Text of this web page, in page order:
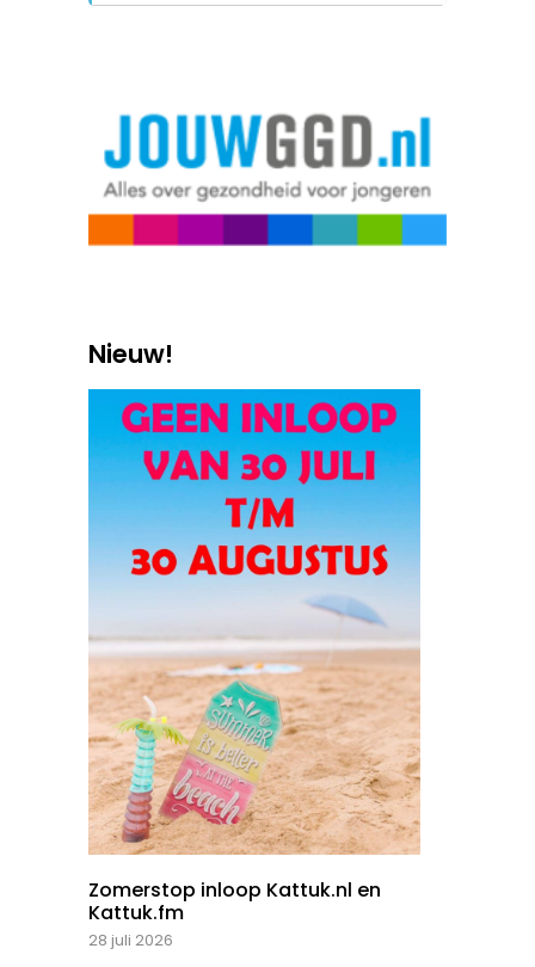
Nieuw!
Zomerstop inloop Kattuk.nl en
Kattuk.fm
28 juli 2026